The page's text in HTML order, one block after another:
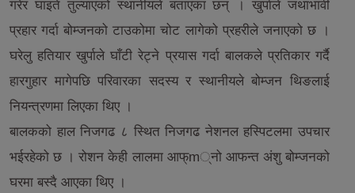
गरेर घाइते तुल्याएको स्थानीयले बताएका छन् । खुर्पाले जथाभावी
प्रहार गर्दा बोम्जनको टाउकोमा चोट लागेको प्रहरीले जनाएको छ ।
घरेलु हतियार खुर्पाले घाँटी रेट्ने प्रयास गर्दा बालकले प्रतिकार गर्दै
हारगुहार मागेपछि परिवारका सदस्य र स्थानीयले बोम्जन थिङलाई
नियन्त्रणमा लिएका थिए ।
बालकको हाल निजगढ ८ स्थित निजगढ नेशनल हस्पिटलमा उपचार
भईरहेको छ । रोशन केही लालमा आफ्m्नो आफन्त अंशु बोम्जनको
घरमा बस्दै आएका थिए ।